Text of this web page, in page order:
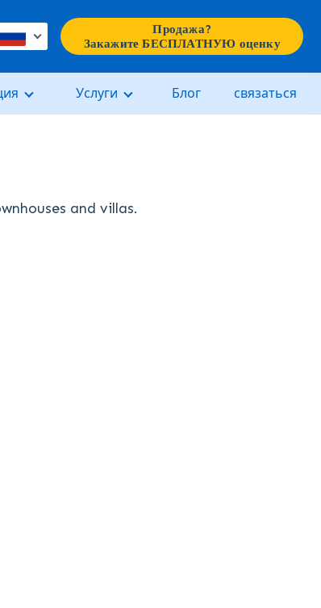
Продажа?
Закажите БЕСПЛАТНУЮ оценку
Услуги Блог связаться
and villas.